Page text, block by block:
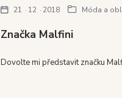
Značka Malfini
21 12 2018 Móda a
Dovolte mi představit značku